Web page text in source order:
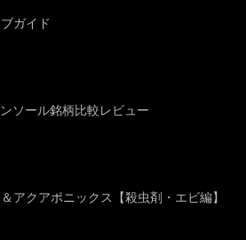
ガイド
ソール銘柄比較レビュー
アクアポニックス【殺虫剤・エビ編】